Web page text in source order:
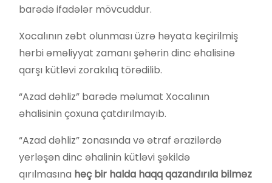
barədə ifadələr mövcuddur.
Xocalının zəbt olunması üzrə həyata keçirilmiş
hərbi əməliyyat zamanı şəhərin dinc əhalisinə
qarşı kütləvi zorakılıq törədilib.
“Azad dəhliz” barədə məlumat Xocalının
əhalisinin çoxuna çatdırılmayıb.
“Azad dəhliz” zonasında və ətraf ərazilərdə
yerləşən dinc əhalinin kütləvi şəkildə
qırılmasına heçbir halda haqqqazandırıla bilməz